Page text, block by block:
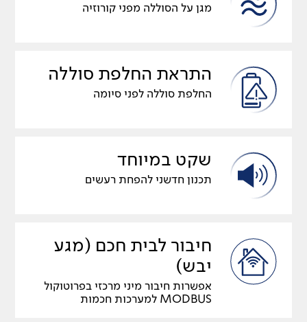
מגן על הסוללה מפני קורוזיה
התראת החלפת סוללה
החלפת סוללה לפני סיומה
שקט במיוחד
תכנון חדשני להפחת רעשים
חיבור לבית חכם (מגע
יבש)
אפשרות חיבור מיני מרכזי בפרוטוקול
MODBUS למערכות חכמות